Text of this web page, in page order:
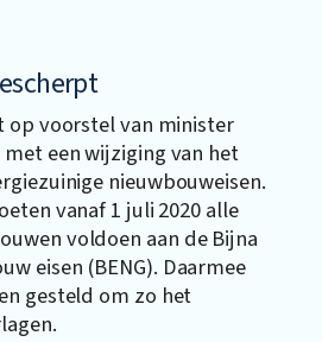
op voorstel van minister
een wijziging van het
nieuwbouweisen.
vanaf 1 juli 2020 alle
voldoen aan de Bijna
eisen (BENG). Daarmee
gesteld om zo het